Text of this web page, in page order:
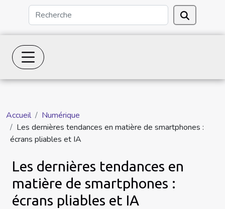
Accueil
Numérique
Les dernières tendances en matière de smartphones :
écrans pliables et IA
Les dernières tendances en
matière de smartphones :
écrans pliables et IA